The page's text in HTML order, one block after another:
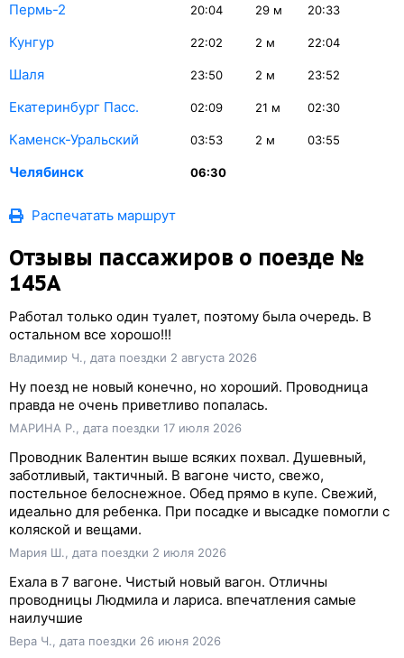
Пермь-2 20:04 29 м 20:33
Кунгур 22:02 2 м 22:04
Шаля 23:50 2 м 23:52
Екатеринбург Пасс. 02:09 21 м 02:30
Каменск-Уральский 03:53 2 м 03:55
Челябинск 06:30
Распечатать маршрут
Отзывы пассажиров о поезде №
145А
Работал только один туалет, поэтому была очередь. В
остальном все хорошо!!!
Владимир Ч., дата поездки 2 августа 2026
Ну поезд не новый конечно, но хороший. Проводница
правда не очень приветливо попалась.
МАРИНА Р., дата поездки 17 июля 2026
Проводник Валентин выше всяких похвал. Душевный,
заботливый, тактичный. В вагоне чисто, свежо,
постельное белоснежное. Обед прямо в купе. Свежий,
идеально для ребенка. При посадке и высадке помогли с
коляской и вещами.
Мария Ш., дата поездки 2 июля 2026
Ехала в 7 вагоне. Чистый новый вагон. Отличны
проводницы Людмила и лариса. впечатления самые
наилучшие
Вера Ч., дата поездки 26 июня 2026